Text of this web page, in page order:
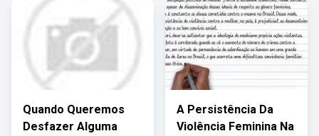
Quando Queremos
Desfazer Alguma
A Persistência Da
Violência Feminina Na